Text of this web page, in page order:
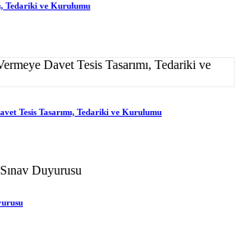
Tedariki ve Kurulumu
Tesis Tasarımı, Tedariki ve Kurulumu